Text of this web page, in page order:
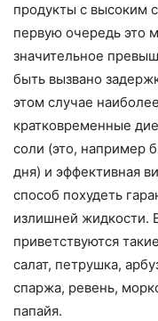
продукты с высоким
первую очередь это
значительное
быть вызвано
этом случае
кратковременные
соли (это, например
дня) и эффективная
способ похудеть
излишней жидкости.
приветствуются
салат, петрушка,
спаржа, ревень,
папайя.